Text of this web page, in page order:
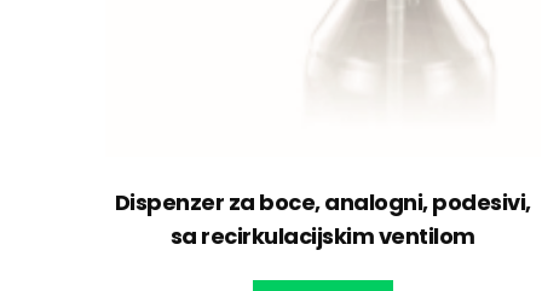
Dispenzer za boce, analogni, podesivi,
sa recirkulacijskim ventilom